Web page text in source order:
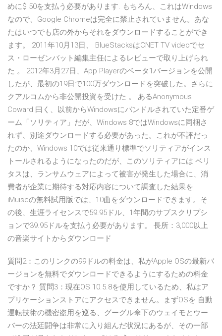
めに$ 50を支払う必要があります. もちろん、これはWindows
なので、Google Chromeは完全に禁止されていません。あな
たはいつでも店の外からそれをダウンロードすることができ
ます。 2011年10月13日、 BlueStacksはCNET TV videoでセ
ス・ローゼンバット編集主任によるレビューで取り上げられ
た 。 2012年3月27日、App Playerのベータ1バージョンを公開
したが、最初の19日で100万ダウンロードを突破した。さらに
クアルコムから非公開投資を受けた 。 あるAnonymous
Coward 曰く、以前からWindowsにバンドルされていた定番ゲ
ーム「ソリティア」だが、Windows 8ではWindowsに同梱さ
れず、別途ダウンロードする必要があった。これが不評だっ
たのか、Windows 10では従来通り標準でソリティアがインス
トールされるようになったのだが、このソリティアには ベリ
タスは、ランサムウェアによって被害が発生した場合に、消
費者が企業に期待する対応内容について調査した結果を
iMuiscの無料試用版では、10曲をダウンロードできます。そ
の後、生涯ライセンスで59.95ドル、1年間のサブスクリプシ
ョンで39.95ドルを支払う必要があります。 長所：3,000以上
の音楽サイトからダウンロード
質問2：このリンクの99ドルの料金は、私がApple OSの最新バ
ージョンを無料でダウンロードできるようにするための料金
ですか？ 質問3：現在OS 10.5.8を使用しているため、私はア
プリケーションストアにアクセスできません。まずOSを 自動
運転技術の機密盗用を巡る、グーグル傘下のウェイモとウー
バーの法廷闘争は非常に入り組んだ状況にあるが、その一部